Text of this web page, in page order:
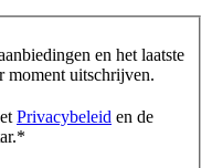
en het laatste
moment uitschrijven.
Privacybeleid en de
*